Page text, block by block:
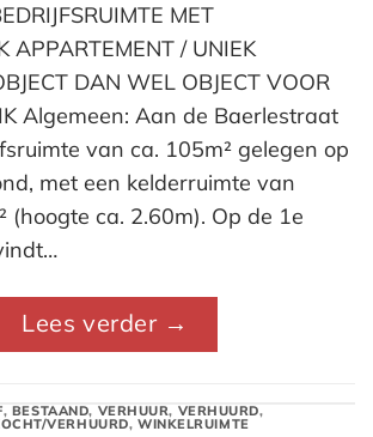
MET
APPARTEMENT / UNIEK
DAN WEL OBJECT VOOR
Algemeen: Aan de Baerlestraat
van ca. 105m² gelegen op
met een kelderruimte van
(hoogte ca. 2.60m). Op de 1e
Lees verder →
, BESTAAND, VERHUUR, VERHUURD,
VERHUURD, WINKELRUIMTE